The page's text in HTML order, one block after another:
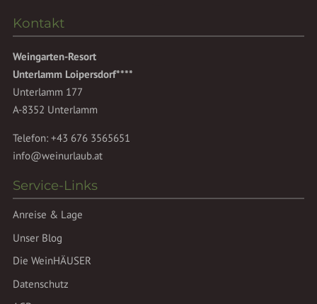
Kontakt
Weingarten-Resort
Unterlamm Loipersdorf****
Unterlamm 177
A-8352 Unterlamm
Telefon:+43 676 3565651
info@weinurlaub.at
Service-Links
Anreise & Lage
Unser Blog
Die WeinHÄUSER
Datenschutz